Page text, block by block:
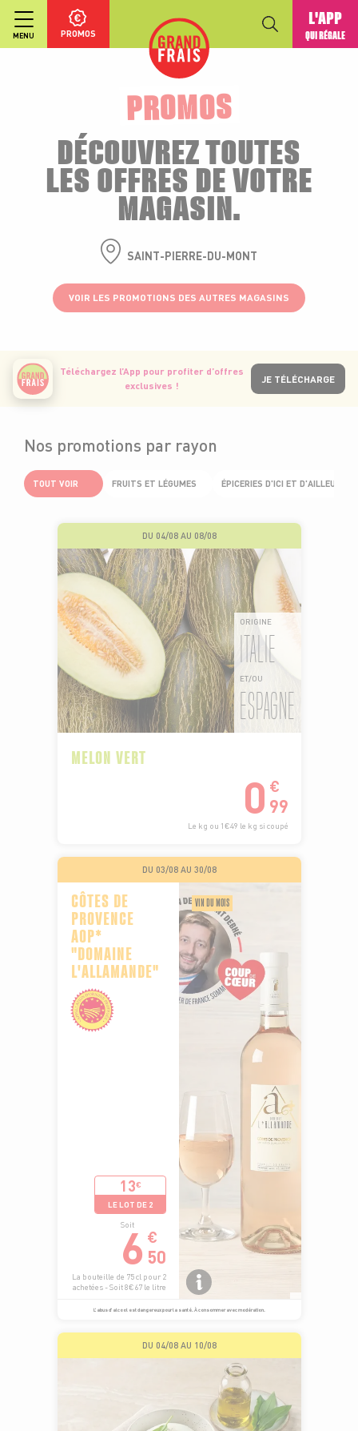
MENU PROMOS
L'APP
QUI RÉGALE
PROMOS
DÉCOUVREZ TOUTES
LES OFFRES DE VOTRE
MAGASIN.
SAINT-PIERRE-DU-MONT
VOIR LES PROMOTIONS DES AUTRES MAGASINS
Téléchargez l’App pour profiter d’offres
exclusives !
JE TÉLÉCHARGE
Nos promotions par rayon
TOUT VOIR FRUITS ET LÉGUMES ÉPICERIES D'ICI ET D'AILLEURS
DU 04/08 AU 08/08
ORIGINE
ITALIE
ET/OU
ESPAGNE
MELON VERT
0 €
99
Le kg ou 1€49 le kg si coupé
DU 03/08 AU 30/08
CÔTES DE
PROVENCE
AOP*
"DOMAINE
L'ALLAMANDE"
13€
LE LOT DE 2
Soit
6 €
50
La bouteille de 75 cl pour 2
achetées - Soit 8€67 le litre
VIN DU MOIS
L’abus d’alcool est dangereux pour la santé. À consommer avec modération.
DU 04/08 AU 10/08